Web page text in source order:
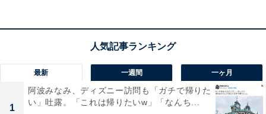
最新 一週間 一ヶ月
1
阿波みなみ、ディズニー訪問も「ガチで帰りた
い」吐露。「これは帰りたいw」「なんち...